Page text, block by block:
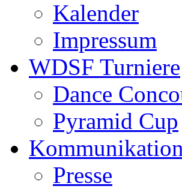
Kalender
Impressum
WDSF Turniere
Dance
Pyramid Cup
Kommunikation
Presse